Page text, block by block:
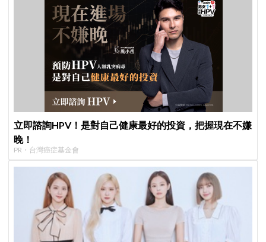
立即諮詢HPV！是對自己健康最好的投資，把握現在不嫌
晚！
PR・台灣癌症基金會